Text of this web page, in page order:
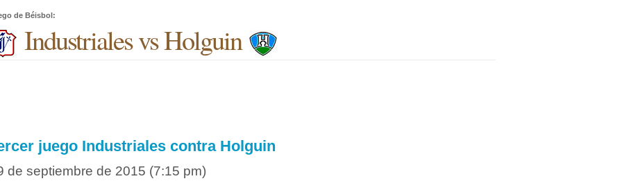
de Béisbol:
Industriales vs Holguin
juego Industriales contra Holguin
de septiembre de 2015 (7:15 pm)